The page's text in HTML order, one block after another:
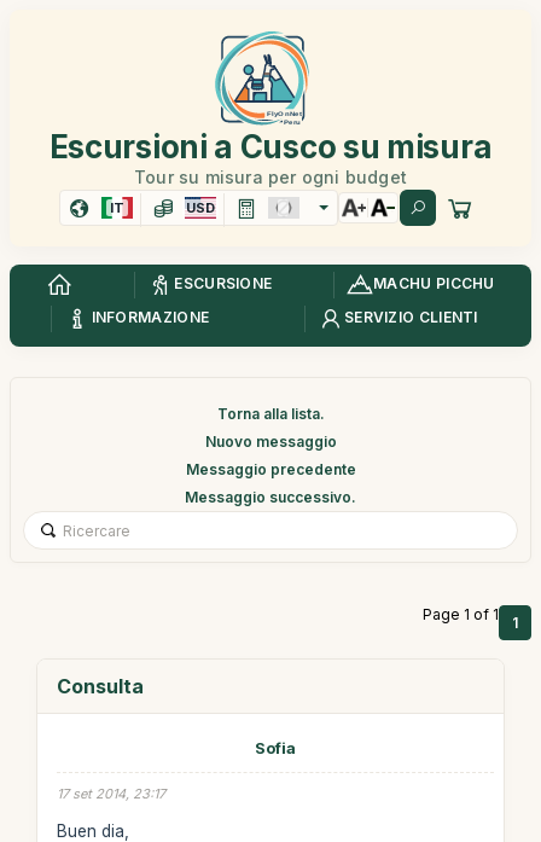
Escursioni a Cusco su misura
Tour su misura per ogni budget
IT USD
ESCURSIONE
MACHU PICCHU
INFORMAZIONE
SERVIZIO CLIENTI
Torna alla lista.
Nuovo messaggio
Messaggio precedente
Messaggio successivo.
Page 1 of 1 1
Consulta
Sofia
17 set 2014, 23:17
Buen dia,